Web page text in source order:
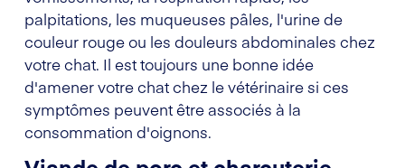
palpitations, les muqueuses pâles, l'urine de
couleur rouge ou les douleurs abdominales chez
votre chat. Il est toujours une bonne idée
d'amener votre chat chez le vétérinaire si ces
symptômes peuvent être associés à la
consommation d'oignons.